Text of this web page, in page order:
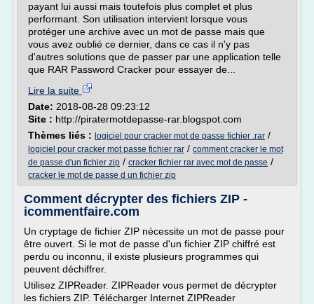
payant lui aussi mais toutefois plus complet et plus
performant. Son utilisation intervient lorsque vous
protéger une archive avec un mot de passe mais que
vous avez oublié ce dernier, dans ce cas il n'y pas
d'autres solutions que de passer par une application telle
que RAR Password Cracker pour essayer de...
Lire la suite
Date: 2018-08-28 09:23:12
Site : http://piratermotdepasse-rar.blogspot.com
Thèmes liés : logiciel pour cracker mot de passe fichier .rar /
logiciel pour cracker mot passe fichier rar / comment cracker le mot
de passe d'un fichier zip / cracker fichier rar avec mot de passe /
cracker le mot de passe d un fichier zip
Comment décrypter des fichiers ZIP -
icommentfaire.com
Un cryptage de fichier ZIP nécessite un mot de passe pour
être ouvert. Si le mot de passe d'un fichier ZIP chiffré est
perdu ou inconnu, il existe plusieurs programmes qui
peuvent déchiffrer.
Utilisez ZIPReader. ZIPReader vous permet de décrypter
les fichiers ZIP. Télécharger Internet ZIPReader